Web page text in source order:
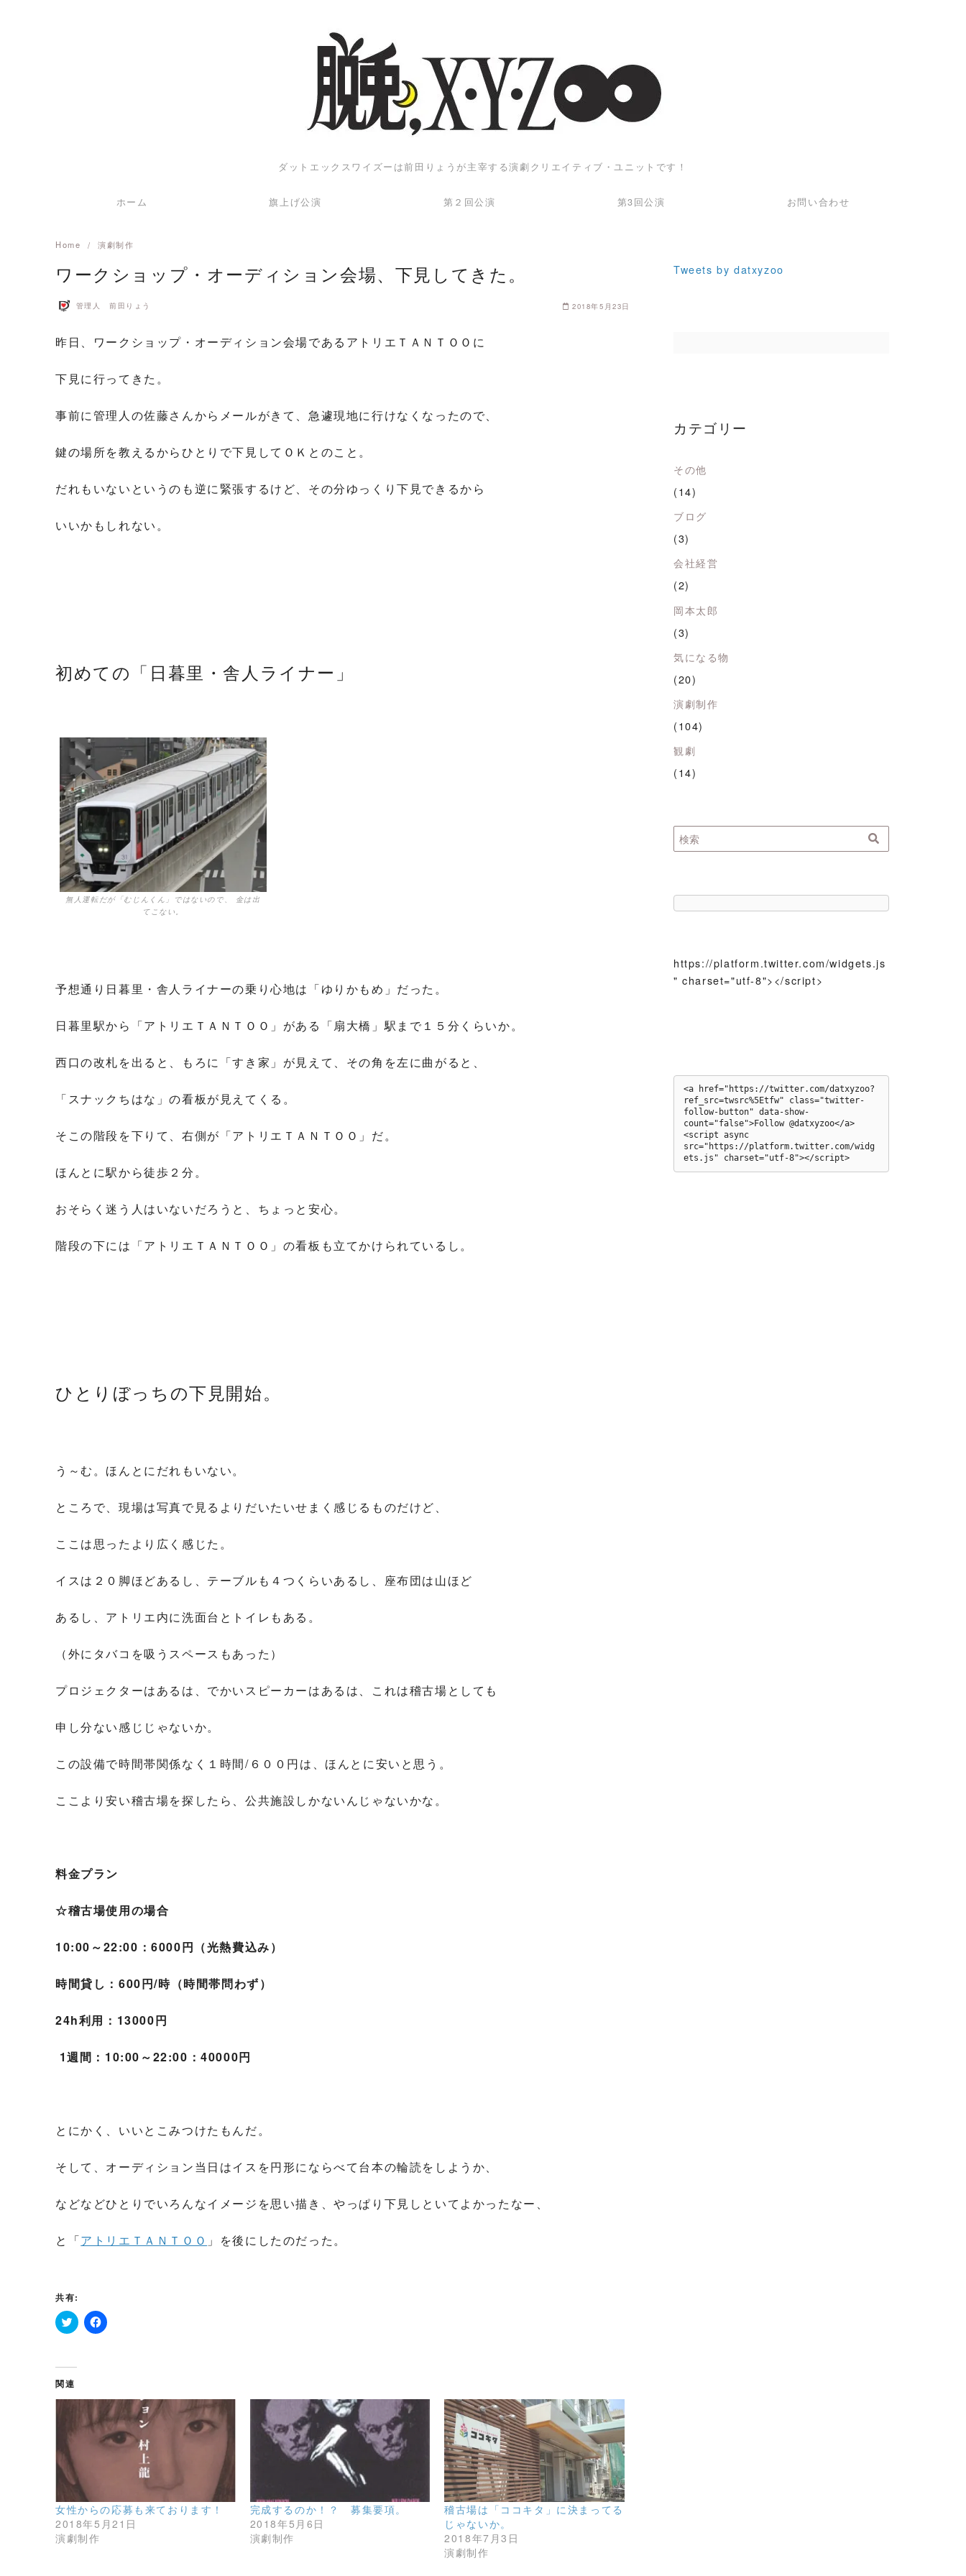
ダットエックスワイズーは前田りょうが主宰する演劇クリエイティブ・ユニットです！
ホーム 旗上げ公演 第２回公演 第3回公演 お問い合わせ
Home 演劇制作
ワークショップ・オーディション会場、下見してきた。
管理人 前田りょう 2018年5月23日
昨日、ワークショップ・オーディション会場であるアトリエＴＡＮＴＯＯに
下見に行ってきた。
事前に管理人の佐藤さんからメールがきて、急遽現地に行けなくなったので、
鍵の場所を教えるからひとりで下見してＯＫとのこと。
だれもいないというのも逆に緊張するけど、その分ゆっくり下見できるから
いいかもしれない。
初めての「日暮里・舎人ライナー」
無人運転だが「むじんくん」ではないので、 金は出
てこない。
予想通り日暮里・舎人ライナーの乗り心地は「ゆりかもめ」だった。
日暮里駅から「アトリエＴＡＮＴＯＯ」がある「扇大橋」駅まで１５分くらいか。
西口の改札を出ると、もろに「すき家」が見えて、その角を左に曲がると、
「スナックちはな」の看板が見えてくる。
そこの階段を下りて、右側が「アトリエＴＡＮＴＯＯ」だ。
ほんとに駅から徒歩２分。
おそらく迷う人はいないだろうと、ちょっと安心。
階段の下には「アトリエＴＡＮＴＯＯ」の看板も立てかけられているし。
ひとりぼっちの下見開始。
う～む。ほんとにだれもいない。
ところで、現場は写真で見るよりだいたいせまく感じるものだけど、
ここは思ったより広く感じた。
イスは２０脚ほどあるし、テーブルも４つくらいあるし、座布団は山ほど
あるし、アトリエ内に洗面台とトイレもある。
（外にタバコを吸うスペースもあった）
プロジェクターはあるは、でかいスピーカーはあるは、これは稽古場としても
申し分ない感じじゃないか。
この設備で時間帯関係なく１時間/６００円は、ほんとに安いと思う。
ここより安い稽古場を探したら、公共施設しかないんじゃないかな。
料金プラン
☆稽古場使用の場合
10:00～22:00：6000円（光熱費込み）
時間貸し：600円/時（時間帯問わず）
24h利用：13000円
1週間：10:00～22:00：40000円
とにかく、いいとこみつけたもんだ。
そして、オーディション当日はイスを円形にならべて台本の輪読をしようか、
などなどひとりでいろんなイメージを思い描き、やっぱり下見しといてよかったなー、
と「アトリエＴＡＮＴＯＯ 」を後にしたのだった。
共有:
ク
し
て
T
w
で
共
有
し
い
ウ
ィ
ン
ド
F
k
共
有
る
ク
し
て
く
だ
さ
関連
女性からの応募も来ております！
2018年5月21日
演劇制作
完成するのか！？ 募集要項。
2018年5月6日
演劇制作
稽古場は「ココキタ」に決まってる
じゃないか。
2018年7月3日
演劇制作
Tweets by datxyzoo
カテゴリー
その他
(14)
ブログ
(3)
会社経営
(2)
岡本太郎
(3)
気になる物
(20)
演劇制作
(104)
観劇
(14)
https://platform.twitter.com/widgets.js
" charset="utf-8"></script>
<a href="https://twitter.com/datxyzoo?
ref_src=twsrc%5Etfw" class="twitter-
follow-button" data-show-
count="false">Follow @datxyzoo</a>
<script async
src="https://platform.twitter.com/widg
ets.js" charset="utf-8"></script>